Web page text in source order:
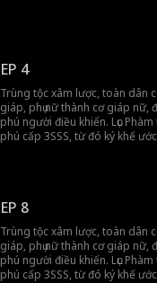
EP 4
Trùng tộc xâm lược, toàn dân
giáp, phụ nữ thành cơ giáp nữ,
phú người điều khiển. Lục
phú cấp 3SSS, từ đó ký khế
EP 8
Trùng tộc xâm lược, toàn dân
giáp, phụ nữ thành cơ giáp nữ,
phú người điều khiển. Lục
phú cấp 3SSS, từ đó ký khế